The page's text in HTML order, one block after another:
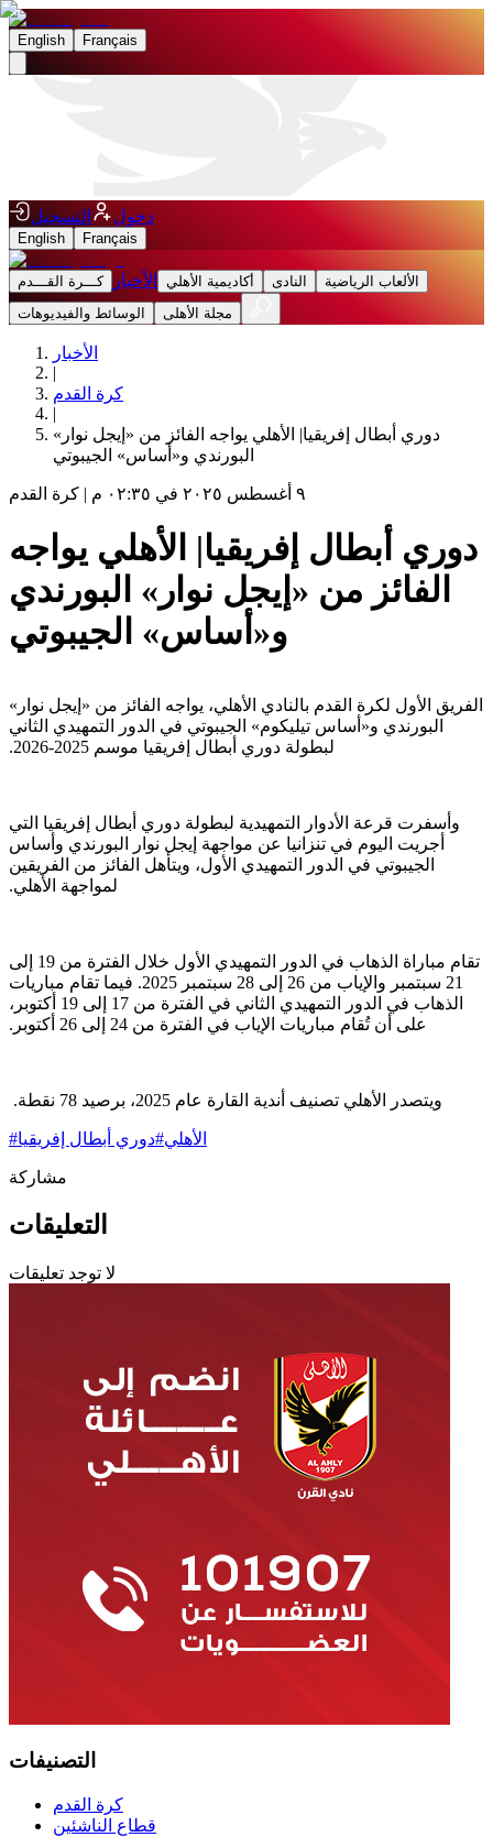
English Français
دخول التسجيل
English Français
كـــرة القـــدم الأخبار أكاديمية الأهلي النادى
الألعاب الرياضية
الوسائط والفيديوهات
مجلة الأهلى
الأخبار
|
كرة القدم
|
دوري أبطال إفريقيا| الأهلي يواجه الفائز من «إيجل نوار»
البورندي و«أساس» الجيبوتي
٩ أغسطس ٢٠٢٥ في ٠٢:٣٥ م | كرة القدم
دوري أبطال إفريقيا| الأهلي يواجه
الفائز من «إيجل نوار» البورندي
و«أساس» الجيبوتي
الفريق الأول لكرة القدم بالنادي الأهلي، يواجه الفائز من «إيجل نوار»
البورندي و«أساس تيليكوم» ‏الجيبوتي في الدور التمهيدي الثاني
لبطولة دوري أبطال إفريقيا موسم 2025-2026.‏
وأسفرت قرعة الأدوار التمهيدية لبطولة دوري أبطال إفريقيا التي
أجريت اليوم في تنزانيا عن مواجهة ‏إيجل نوار البورندي وأساس
الجيبوتي في الدور التمهيدي الأول، ويتأهل الفائز من الفريقين
‏لمواجهة الأهلي.‏
تقام مباراة الذهاب في الدور التمهيدي الأول خلال الفترة من 19 إلى
21 سبتمبر والإياب ‏من 26 إلى 28 سبتمبر 2025. فيما تقام مباريات
الذهاب في الدور التمهيدي الثاني في ‏الفترة من 17 إلى 19 أكتوبر،
على أن تُقام مباريات الإياب في الفترة من 24 إلى 26 ‏أكتوبر.‏
ويتصدر الأهلي تصنيف أندية القارة عام 2025، برصيد 78 نقطة. ‏
# الأهلي#دوري أبطال إفريقيا
مشاركة
التعليقات
لا توجد تعليقات
التصنيفات
كرة القدم
قطاع الناشئين